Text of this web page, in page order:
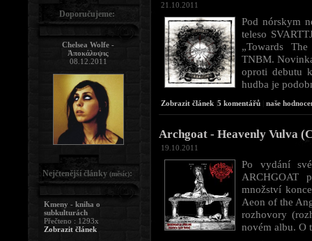
21.10.2011
Pod nórskym
teleso
„Towards
TNBM.
oproti debutu
hudba je
Zobrazit článek 5 komentářů naše
Archgoat - Heavenly Vulva
19.10.2011
Po vydání
ARCHGOAT
množství
Aeon of the
rozhovory
novém albu. O
Doporučujeme:
Chelsea Wolfe -
Ἀποκάλυψις
08.12.2011
Nejčtenější články (měsíc):
Kmeny - kniha o
subkulturách
Přečteno : 1293x
Zobrazit článek